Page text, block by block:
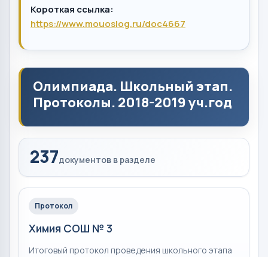
Короткая ссылка:
https://www.mouoslog.ru/doc4667
Олимпиада. Школьный этап.
Протоколы. 2018-2019 уч.год
237документов в разделе
Протокол
Химия СОШ № 3
Итоговый протокол проведения школьного этапа